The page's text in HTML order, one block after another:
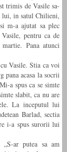
trimis de Vasile sa-
lui, in satul Chilieni,
m-a ajutat sa plec
pentru ca de
Pana atunci
Vasile. Stia ca voi
pana acasa la socrii
a spus ca se simte
slabit, ca nu are
La inceputul lui
Barlad, sectia
i-a spus surorii lui
ar putea sa am